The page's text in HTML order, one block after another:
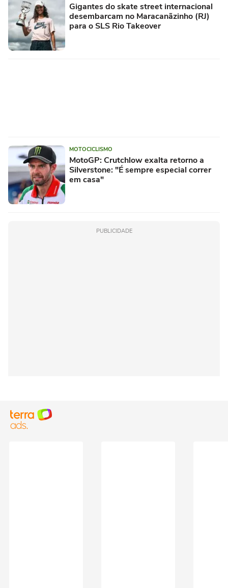
Gigantes do skate street internacional
desembarcam no Maracanãzinho (RJ)
para o SLS Rio Takeover
MOTOCICLISMO
MotoGP: Crutchlow exalta retorno a
Silverstone: "É sempre especial correr
em casa"
PUBLICIDADE